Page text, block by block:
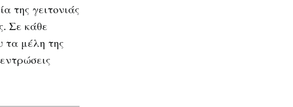
της γειτονιάς
Σε κάθε
τα μέλη της